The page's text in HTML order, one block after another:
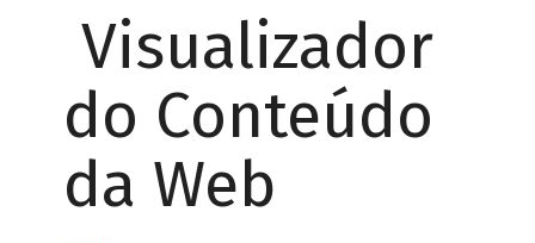
Visualizador
do Conteúdo
da Web